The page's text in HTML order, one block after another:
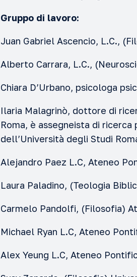
Gruppo di lavoro:
Juan Gabriel Ascencio, L.C.,
Alberto Carrara, L.C.,
Chiara D’Urbano, psicologa
Ilaria Malagrinò, dottore di
Roma, è assegneista di
dell’Università degli Studi
Alejandro Paez L.C, Ateneo
Laura Paladino, (Teologia
Carmelo Pandolfi, (Filosofia)
Michael Ryan L.C, Ateneo
Alex Yeung L.C, Ateneo